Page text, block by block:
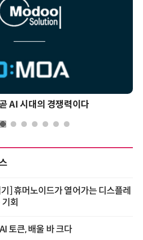
AI 시대의 경쟁력이다
] 휴머노이드가 열어가는 디스플레
회
토큰, 배울 바 크다